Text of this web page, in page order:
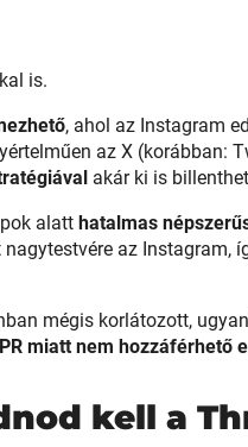
is.
, ahol az Instagram
az X (korábban:
akár ki is
alatt hatalmas
az Instagram,
mégis korlátozott,
miatt nem hozzáférhető
kell a